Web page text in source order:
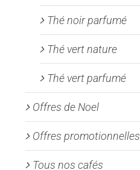
Thé noir parfumé
Thé vert nature
Thé vert parfumé
Offres de Noel
Offres promotionnelles
Tous nos cafés